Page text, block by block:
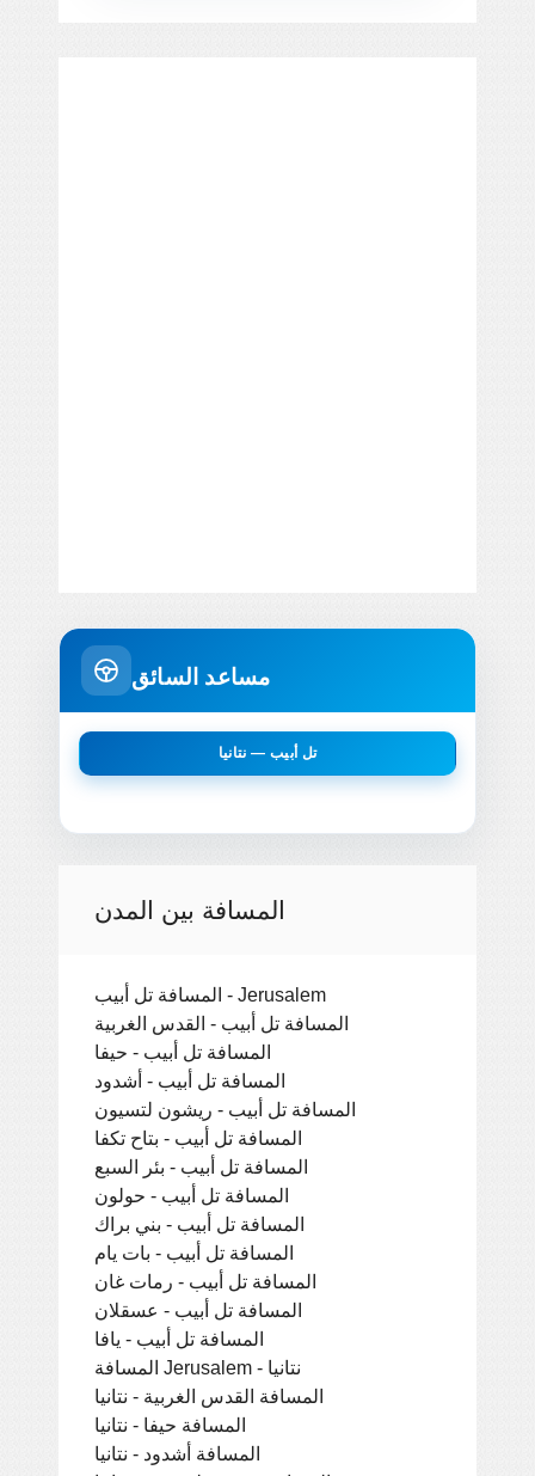
مساعد السائق
تل أبيب — نتانيا
المسافة بين المدن
المسافة تل أبيب - Jerusalem
المسافة تل أبيب - القدس الغربية
المسافة تل أبيب - حيفا
المسافة تل أبيب - أشدود
المسافة تل أبيب - ريشون لتسيون
المسافة تل أبيب - بتاح تكفا
المسافة تل أبيب - بئر السبع
المسافة تل أبيب - حولون
المسافة تل أبيب - بني براك
المسافة تل أبيب - بات يام
المسافة تل أبيب - رمات غان
المسافة تل أبيب - عسقلان
المسافة تل أبيب - يافا
المسافة Jerusalem - نتانيا
المسافة القدس الغربية - نتانيا
المسافة حيفا - نتانيا
المسافة أشدود - نتانيا